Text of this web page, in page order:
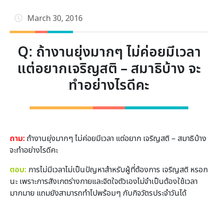
March 30, 2016
Q: ถ้างานยุ่งมากๆ ไม่ค่อยมีเวลา
แต่อยากเจริญสติ – สมาธิบ้าง จะ
ทำอย่างไรดีคะ
ถาม: ถ้างานยุ่งมากๆ ไม่ค่อยมีเวลา แต่อยาก เจริญสติ – สมาธิบ้าง
จะทำอย่างไรดีคะ
ตอบ: การไม่มีเวลาไม่เป็นปัญหาสำหรับผู้ที่ต้องการ เจริญสติ หรอก
นะ เพราะการสังเกตร่างกายและจิตใจตัวเองไม่จำเป็นต้องใช้เวลา
มากมาย แถมยังสามารถทำไปพร้อมๆ กับกิจวัตรประจำวันได้